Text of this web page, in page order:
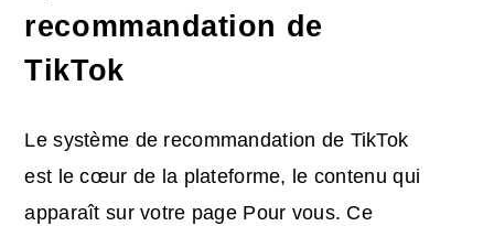
recommandation de
TikTok
Le système de recommandation de TikTok
est le cœur de la plateforme, le contenu qui
apparaît sur votre page Pour vous. Ce